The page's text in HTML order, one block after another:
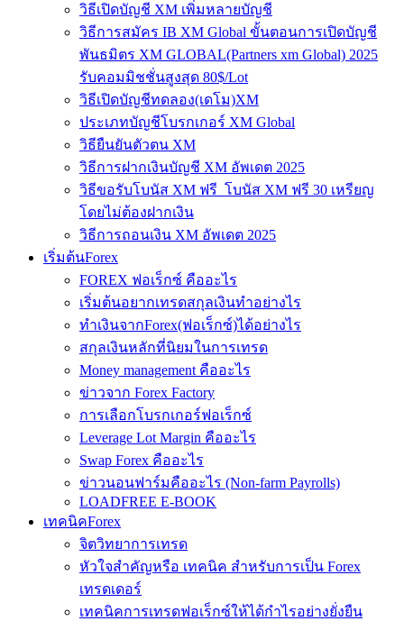
วิธีเปิดบัญชี XM เพิ่มหลายบัญชี
วิธีการสมัคร IB XM Global ขั้นตอนการเปิดบัญชี
พันธมิตร XM GLOBAL(Partners xm Global) 2025
รับคอมมิชชั่นสูงสุด 80$/Lot
วิธีเปิดบัญชีทดลอง(เดโม)XM
ประเภทบัญชีโบรกเกอร์ XM Global
วิธียืนยันตัวตน XM
วิธีการฝากเงินบัญชี XM อัพเดต 2025
วิธีขอรับโบนัส XM ฟรี โบนัส XM ฟรี 30 เหรียญ
โดยไม่ต้องฝากเงิน
วิธีการถอนเงิน XM อัพเดต 2025
เริ่มต้นForex
FOREX ฟอเร็กซ์ คืออะไร
เริ่มต้นอยากเทรดสกุลเงินทำอย่างไร
ทำเงินจากForex(ฟอเร็กซ์)ได้อย่างไร
สกุลเงินหลักที่นิยมในการเทรด
Money management คืออะไร
ข่าวจาก Forex Factory
การเลือกโบรกเกอร์ฟอเร็กซ์
Leverage Lot Margin คืออะไร
Swap Forex คืออะไร
ข่าวนอนฟาร์มคืออะไร (Non-farm Payrolls)
LOADFREE E-BOOK
เทคนิคForex
จิตวิทยาการเทรด
หัวใจสำคัญหรือ เทคนิค สำหรับการเป็น Forex
เทรดเดอร์
เทคนิคการเทรดฟอเร็กซ์ให้ได้กำไรอย่างยั่งยืน